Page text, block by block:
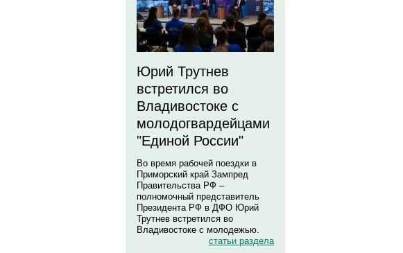
Юрий Трутнев
встретился во
Владивостоке с
молодогвардейцами
"Единой России"
Во время рабочей поездки в
Приморский край Зампред
Правительства РФ –
полномочный представитель
Президента РФ в ДФО Юрий
Трутнев встретился во
Владивостоке с молодежью.
статьи раздела